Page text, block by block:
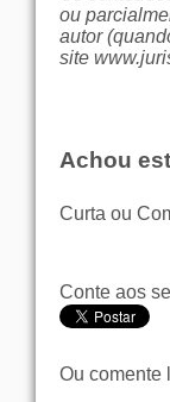
ou
autor
site
Achou
Curta ou
Conte aos
Ou comente